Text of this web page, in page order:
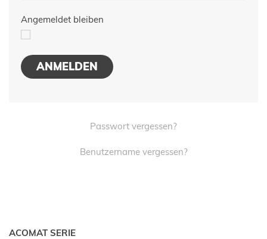
Angemeldet bleiben
ANMELDEN
Passwort vergessen?
Benutzername vergessen?
ACOMAT SERIE